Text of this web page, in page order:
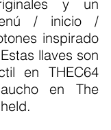
y un
/ inicio /
inspirado
llaves son
en THEC64
en The